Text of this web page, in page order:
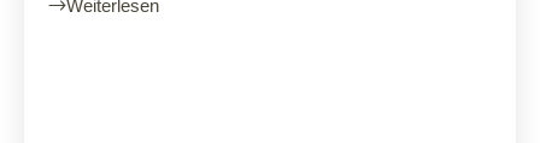
Weiterlesen